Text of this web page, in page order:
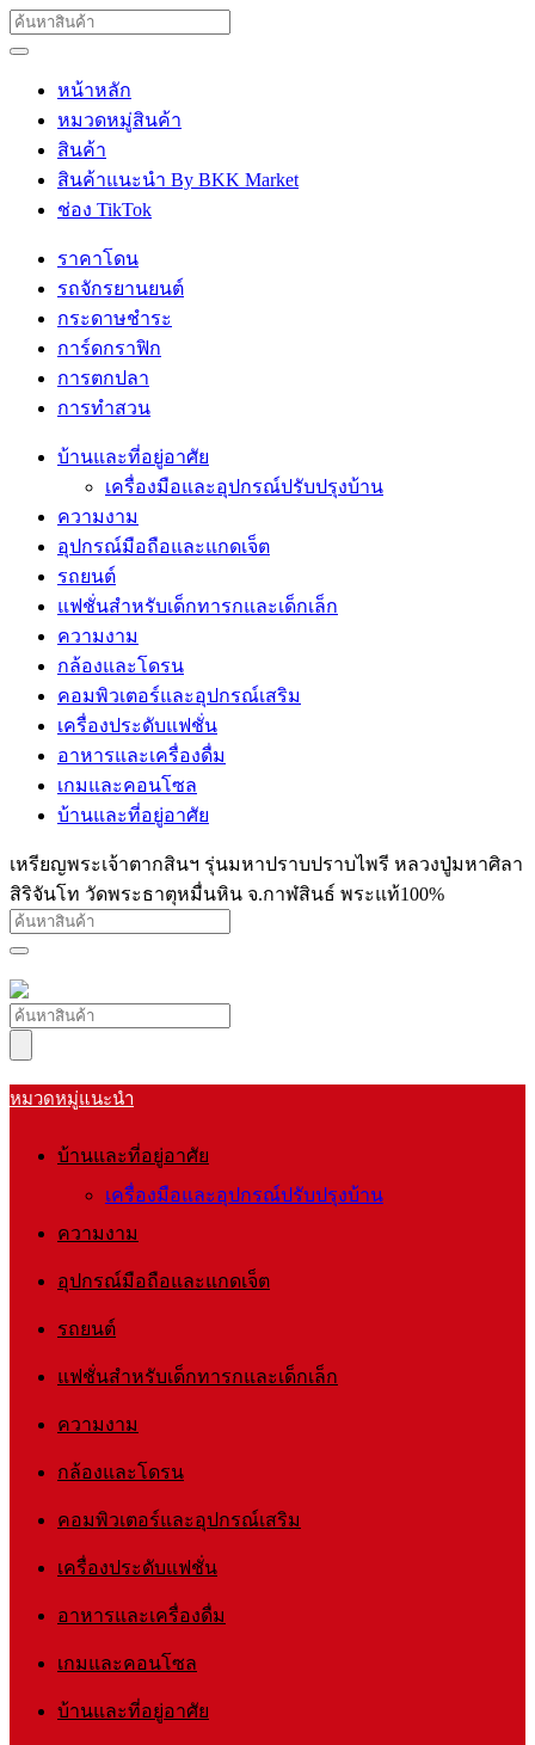
หน้าหลัก
หมวดหมู่สินค้า
สินค้า
สินค้าแนะนำ By BKK Market
ช่อง TikTok
ราคาโดน
รถจักรยานยนต์
กระดาษชำระ
การ์ดกราฟิก
การตกปลา
การทำสวน
บ้านและที่อยู่อาศัย
เครื่องมือและอุปกรณ์ปรับปรุงบ้าน
ความงาม
อุปกรณ์มือถือและแกดเจ็ต
รถยนต์
แฟชั่นสำหรับเด็กทารกและเด็กเล็ก
ความงาม
กล้องและโดรน
คอมพิวเตอร์และอุปกรณ์เสริม
เครื่องประดับแฟชั่น
อาหารและเครื่องดื่ม
เกมและคอนโซล
บ้านและที่อยู่อาศัย
เหรียญพระเจ้าตากสินฯ รุ่นมหาปราบปราบไพรี หลวงปู่มหาศิลา
สิริจันโท วัดพระธาตุหมื่นหิน จ.กาฬสินธ์ พระแท้100%
หมวดหมู่แนะนำ
บ้านและที่อยู่อาศัย
เครื่องมือและอุปกรณ์ปรับปรุงบ้าน
ความงาม
อุปกรณ์มือถือและแกดเจ็ต
รถยนต์
แฟชั่นสำหรับเด็กทารกและเด็กเล็ก
ความงาม
กล้องและโดรน
คอมพิวเตอร์และอุปกรณ์เสริม
เครื่องประดับแฟชั่น
อาหารและเครื่องดื่ม
เกมและคอนโซล
บ้านและที่อยู่อาศัย